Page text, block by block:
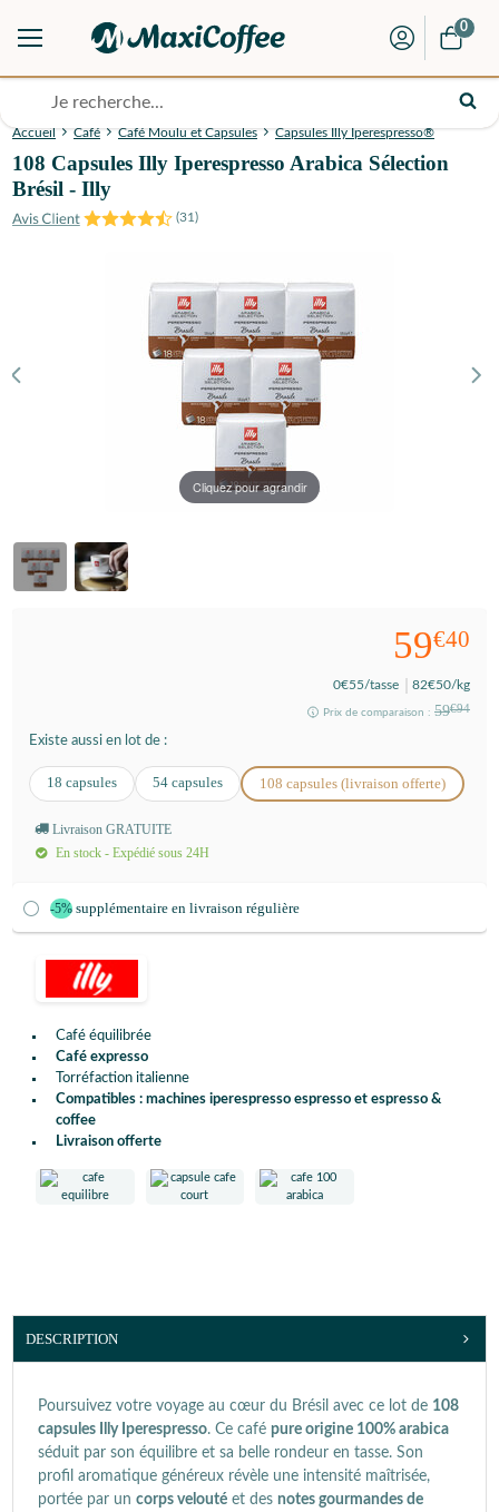
0
Accueil Café Café Moulu et Capsules Capsules Illy Iperespresso®
108 Capsules Illy Iperespresso Arabica Sélection
Brésil - Illy
(31)
Cliquez pour agrandir
Café équilibrée
Café expresso
Torréfaction italienne
Compatibles : machines iperespresso espresso et espresso &
coffee
Livraison offerte
59€40
0€55/tasse 82€50/kg
Prix de comparaison : 59€94
Existe aussi en lot de :
18 capsules 54 capsules 108 capsules (livraison offerte)
Livraison GRATUITE
En stock - Expédié sous 24H
-5% supplémentaire en livraison régulière
DESCRIPTION
Poursuivez votre voyage au cœur du Brésil avec ce lot de 108
capsules Illy Iperespresso. Ce café pure origine 100% arabica
séduit par son équilibre et sa belle rondeur en tasse. Son
profil aromatique généreux révèle une intensité maîtrisée,
portée par un corps velouté et des notes gourmandes de